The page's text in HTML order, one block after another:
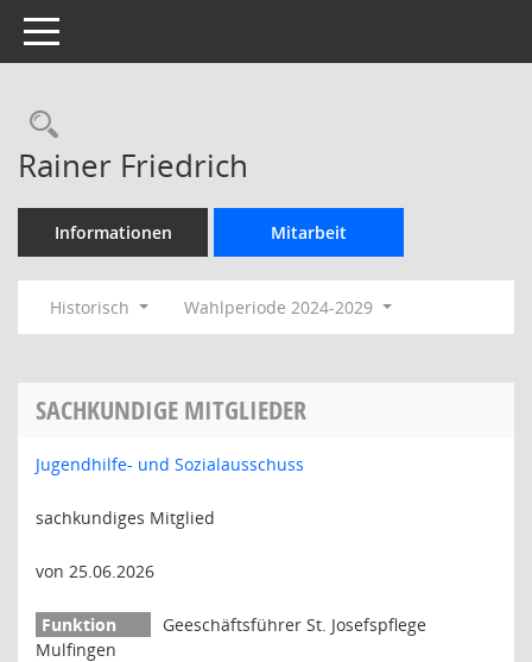
Toggle navigation
Rechercheauswahl
Rainer Friedrich
Informationen Mitarbeit
Historisch Wahlperiode 2024-2029
SACHKUNDIGE MITGLIEDER
Jugendhilfe- und Sozialausschuss
sachkundiges Mitglied
von 25.06.2026
Geeschäftsführer St. Josefspflege
Mulfingen